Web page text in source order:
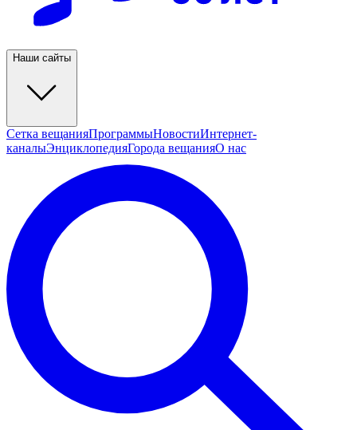
Наши сайты
Сетка вещанияПрограммыНовостиИнтернет-
каналыЭнциклопедияГорода вещанияО нас